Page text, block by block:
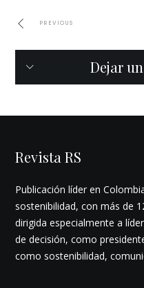
PREVIOUS
Dejar
Revista RS
Publicación líder en
sostenibilidad, con más de
dirigida especialmente a
de decisión, como
como sostenibilidad,